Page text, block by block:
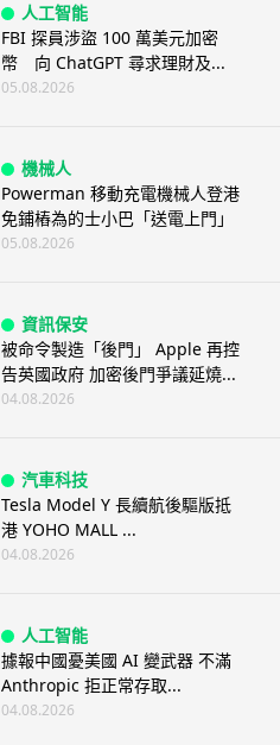
人工智能
FBI 探員涉盜 100 萬美元加密
幣 向 ChatGPT 尋求理財及...
05.08.2026
機械人
Powerman 移動充電機械人登港
免鋪樁為的士小巴「送電上門」
05.08.2026
資訊保安
被命令製造「後門」 Apple 再控
告英國政府 加密後門爭議延燒...
04.08.2026
汽車科技
Tesla Model Y 長續航後驅版抵
港 YOHO MALL ...
04.08.2026
人工智能
據報中國憂美國 AI 變武器 不滿
Anthropic 拒正常存取...
04.08.2026